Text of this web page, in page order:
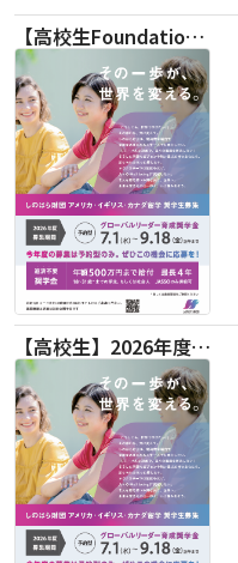
【高校生Foundation Course 】2026年度 しのはら財団 アメリカ・イギリス・カナダ英語留学奨学金
【高校生】2026年度 しのはら財団 アメリカ・イギリス・カナダ英語留学奨学金